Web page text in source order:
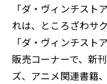
「ダ・ヴィンチスト
れは、ところざわサ
「ダ・ヴィンチスト
販売コーナーで、新
ズ、アニメ関連書籍